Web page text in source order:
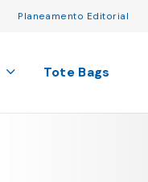
Planeamento Editorial
Tote Bags